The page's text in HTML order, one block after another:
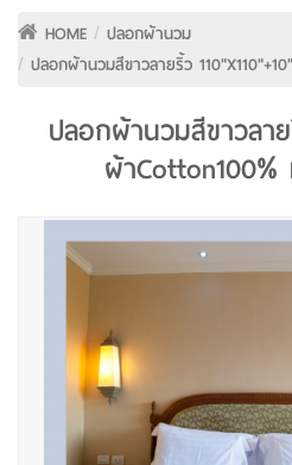
HOME
ปลอกผ้านวม
ปลอกผ้านวมสีขาวลายริ้ว
ปลอกผ้านวมสีขาวลาย
ผ้า